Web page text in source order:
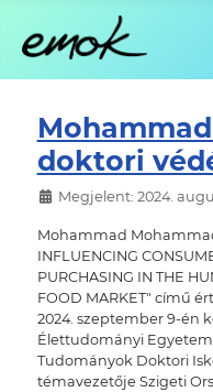
doktori
Megjelent: 2024.
Mohammad Mohammad
INFLUENCING
PURCHASING IN THE
FOOD MARKET" című
2024. szeptember 9-én
Élettudományi Egyetem
Tudományok Doktori
témavezetője Szigeti